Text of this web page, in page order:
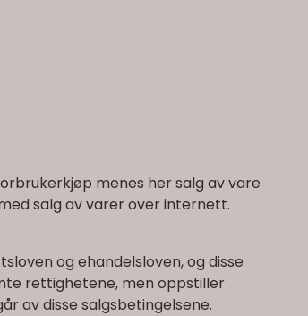
menes her salg av vare
salg av varer over internett.
og ehandelsloven, og disse
rettighetene, men oppstiller
av disse salgsbetingelsene.